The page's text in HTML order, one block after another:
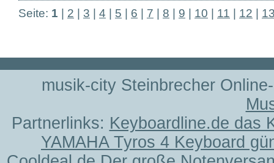
Seite: 1 2 3 4 5 6 7 8 9 10 11 12
musik-city Steinbrecher
Partnerlinks: Keyboardline.de das
YAMAHA Tyros 4 Keyboard